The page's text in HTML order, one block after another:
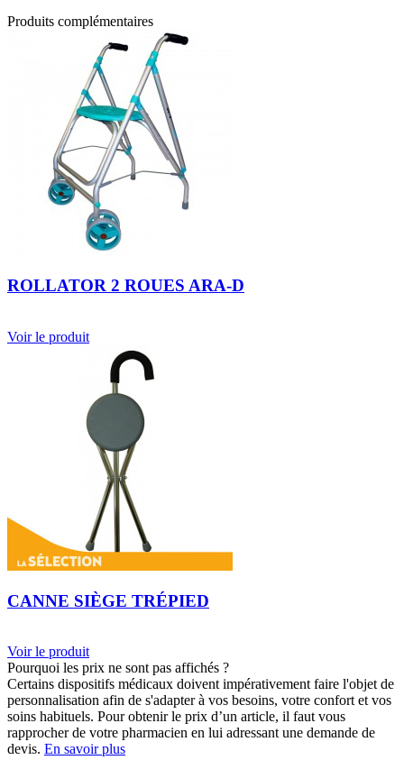
Produits complémentaires
ROLLATOR 2 ROUES ARA-D
Voir le produit
CANNE SIÈGE TRÉPIED
Voir le produit
Pourquoi les prix ne sont pas affichés ?
Certains dispositifs médicaux doivent impérativement faire l'objet de
personnalisation afin de s'adapter à vos besoins, votre confort et vos
soins habituels. Pour obtenir le prix d’un article, il faut vous
rapprocher de votre pharmacien en lui adressant une demande de
devis. En savoir plus